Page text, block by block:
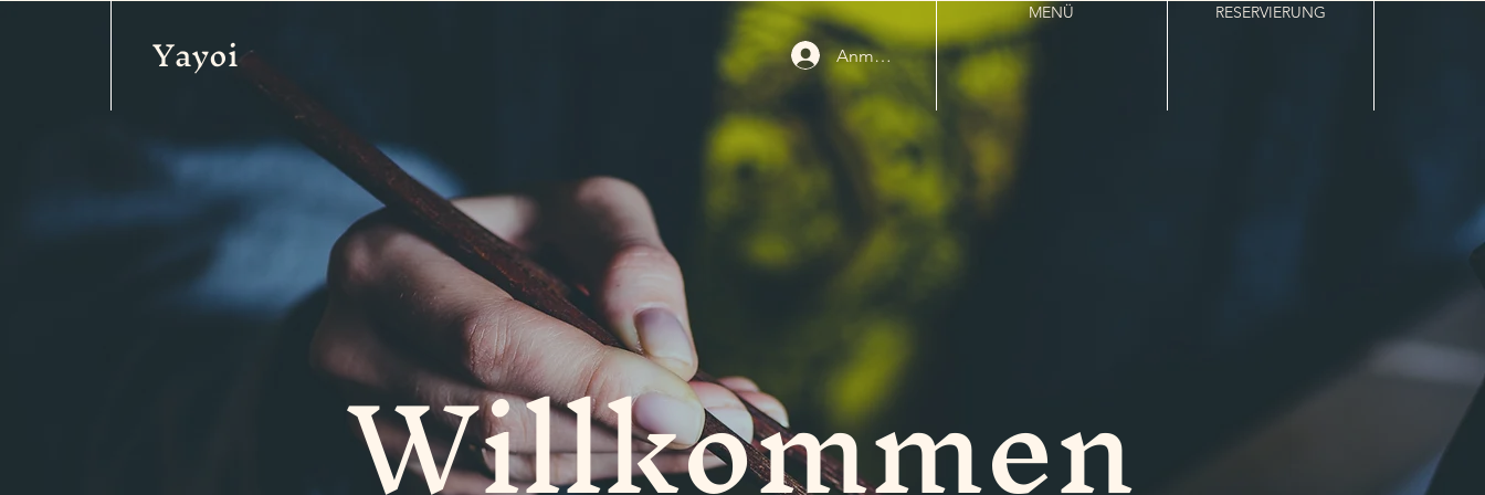
Yayoi Anmelden
MENÜ RESERVIERUNG